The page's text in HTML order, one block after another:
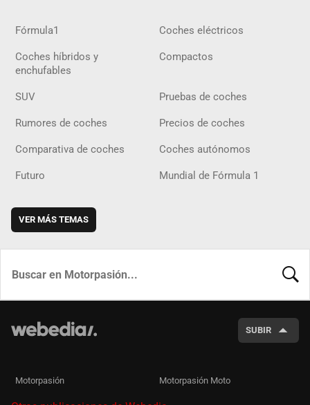
Fórmula1 Coches eléctricos
Coches híbridos y
enchufables
Compactos
SUV Pruebas de coches
Rumores de coches Precios de coches
Comparativa de coches Coches autónomos
Futuro Mundial de Fórmula 1
VER MÁS TEMAS
SUBIR
Motorpasión Motorpasión Moto